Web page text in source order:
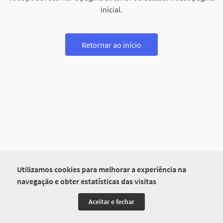
Utilizamos cookies para melhorar a experiência na
navegação e obter estatísticas das visitas
Aceitar e fechar
inicial.
Retornar ao início